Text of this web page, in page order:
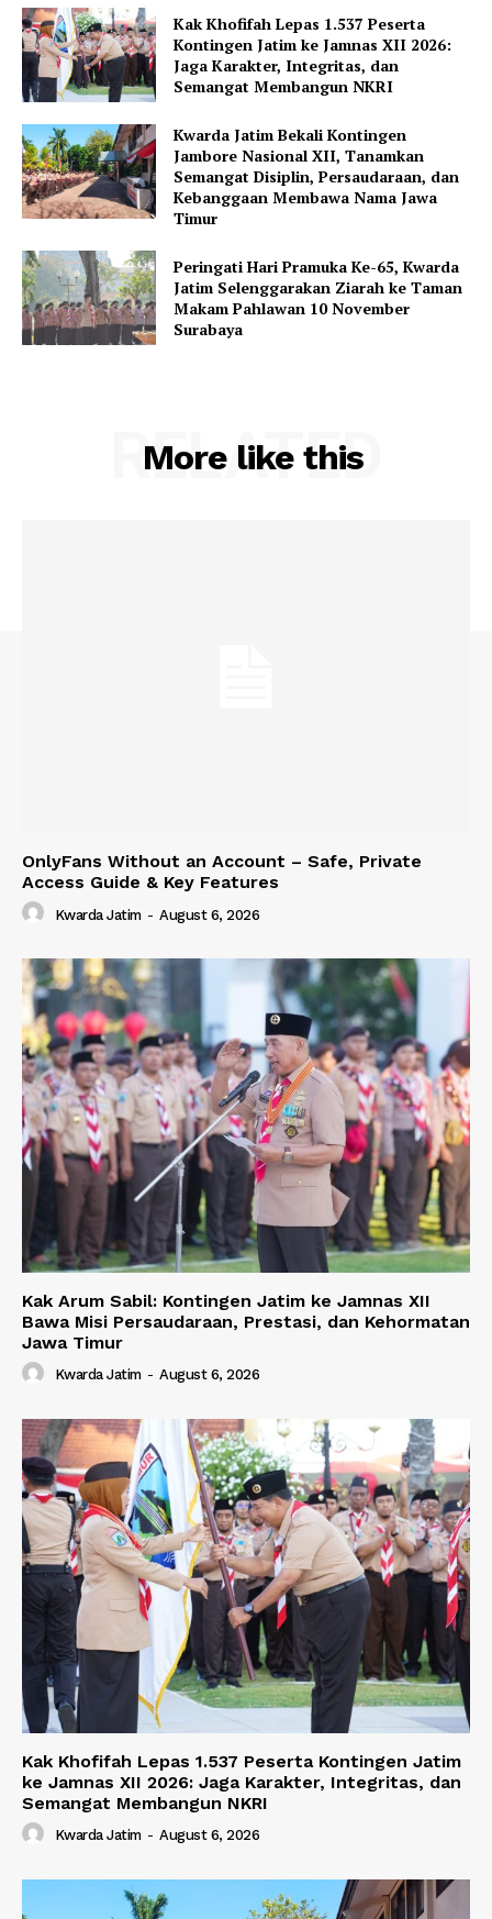
Kak Khofifah Lepas 1.537 Peserta
Kontingen Jatim ke Jamnas XII 2026:
Jaga Karakter, Integritas, dan
Semangat Membangun NKRI
Kwarda Jatim Bekali Kontingen
Jambore Nasional XII, Tanamkan
Semangat Disiplin, Persaudaraan, dan
Kebanggaan Membawa Nama Jawa
Timur
Peringati Hari Pramuka Ke-65, Kwarda
Jatim Selenggarakan Ziarah ke Taman
Makam Pahlawan 10 November
Surabaya
More like this
RELATED
OnlyFans Without an Account – Safe, Private
Access Guide & Key Features
Kwarda Jatim - August 6, 2026
Kak Arum Sabil: Kontingen Jatim ke Jamnas XII
Bawa Misi Persaudaraan, Prestasi, dan Kehormatan
Jawa Timur
Kwarda Jatim - August 6, 2026
Kak Khofifah Lepas 1.537 Peserta Kontingen Jatim
ke Jamnas XII 2026: Jaga Karakter, Integritas, dan
Semangat Membangun NKRI
Kwarda Jatim - August 6, 2026